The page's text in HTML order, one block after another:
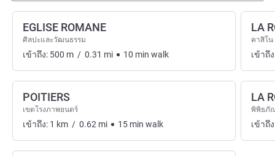
EGLISE ROMANE
ศิลปะและวัฒนธรรม
เข้าถึง: 500 m / 0.31 mi 10 min walk
POITIERS
เขตโรงภาพยนตร์
เข้าถึง: 1 km / 0.62 mi 15 min walk
LA
คาสิโน
เข้าถึ
LA
พิพิธภั
เข้าถึ